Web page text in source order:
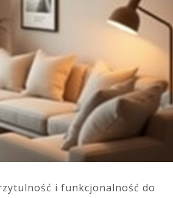
i funkcjonalność do